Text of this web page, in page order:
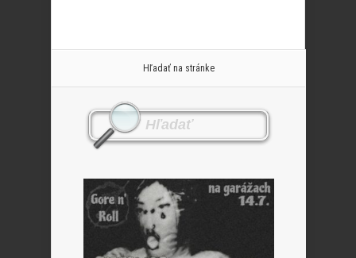
Hľadať na stránke